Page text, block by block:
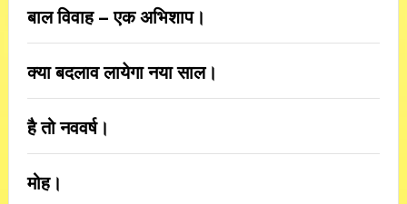
बाल विवाह – एक अभिशाप।
क्या बदलाव लायेगा नया साल।
है तो नववर्ष।
मोह।